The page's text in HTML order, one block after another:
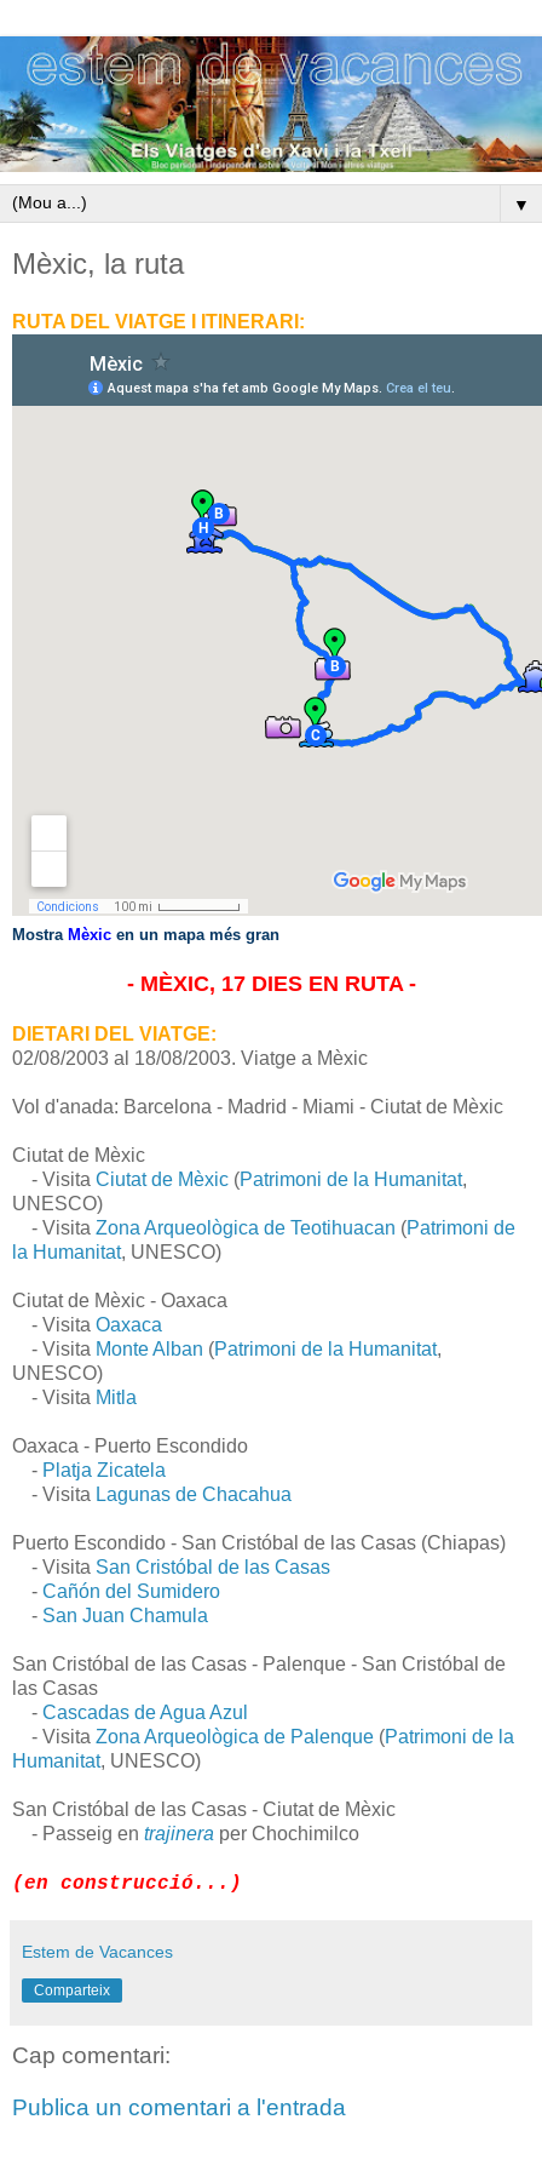
▼
Mèxic, la ruta
RUTA DEL VIATGE I ITINERARI:
Mostra Mèxic en un mapa més gran
- MÈXIC, 17 DIES EN RUTA -
DIETARI DEL VIATGE:
02/08/2003 al 18/08/2003. Viatge a Mèxic
Vol d'anada: Barcelona - Madrid - Miami - Ciutat de Mèxic
Ciutat de Mèxic
- Visita Ciutat de Mèxic (Patrimoni de la Humanitat,
UNESCO)
- Visita Zona Arqueològica de Teotihuacan (Patrimoni de
la Humanitat, UNESCO)
Ciutat de Mèxic - Oaxaca
- Visita Oaxaca
- Visita Monte Alban (Patrimoni de la Humanitat,
UNESCO)
- Visita Mitla
Oaxaca - Puerto Escondido
- Platja Zicatela
- Visita Lagunas de Chacahua
Puerto Escondido - San Cristóbal de las Casas (Chiapas)
- Visita San Cristóbal de las Casas
- Cañón del Sumidero
- San Juan Chamula
San Cristóbal de las Casas - Palenque - San Cristóbal de
las Casas
- Cascadas de Agua Azul
- Visita Zona Arqueològica de Palenque (Patrimoni de la
Humanitat, UNESCO)
San Cristóbal de las Casas - Ciutat de Mèxic
- Passeig en trajinera per Chochimilco
(en construcció...)
Estem de Vacances
Comparteix
Cap comentari:
Publica un comentari a l'entrada